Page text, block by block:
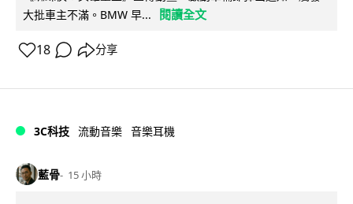
大批車主不滿。BMW 早...
閱讀全文
18 分享
3C科技 流動音樂 音樂耳機
藍骨 15 小時